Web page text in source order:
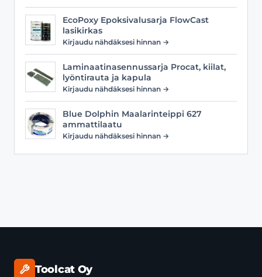
EcoPoxy Epoksivalusarja FlowCast
lasikirkas
Kirjaudu nähdäksesi hinnan →
Laminaatinasennussarja Procat, kiilat,
lyöntirauta ja kapula
Kirjaudu nähdäksesi hinnan →
Blue Dolphin Maalarinteippi 627
ammattilaatu
Kirjaudu nähdäksesi hinnan →
Toolcat Oy